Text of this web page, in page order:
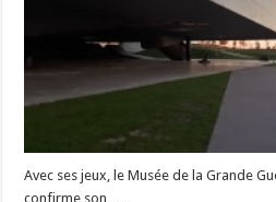
Avec ses jeux, le Musée de la Grande
confirme son …